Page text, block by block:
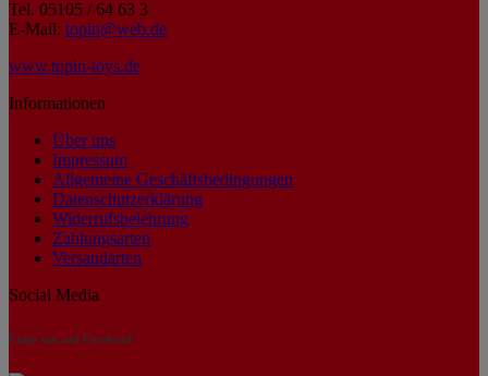
Tel. 05105 / 64 63 3
E-Mail: topin@web.de
www.topin-toys.de
Informationen
Über uns
Impressum
Allgemeine Geschäftsbedingungen
Datenschutzerklärung
Widerrufsbelehrung
Zahlungsarten
Versandarten
Social Media
Folge uns auf Facebook